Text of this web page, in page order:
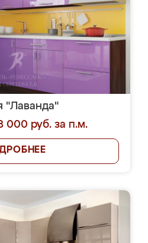
"Лаванда"
000 руб. за п.м.